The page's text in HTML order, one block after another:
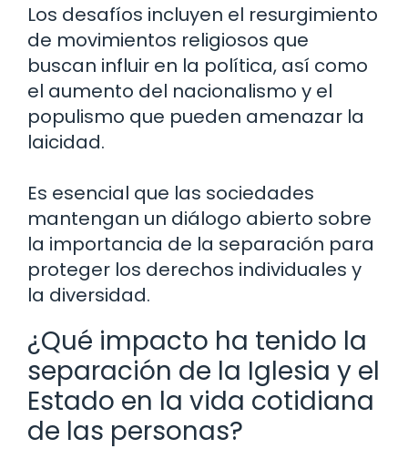
Los desafíos incluyen el resurgimiento
de movimientos religiosos que
buscan influir en la política, así como
el aumento del nacionalismo y el
populismo que pueden amenazar la
laicidad.
Es esencial que las sociedades
mantengan un diálogo abierto sobre
la importancia de la separación para
proteger los derechos individuales y
la diversidad.
¿Qué impacto ha tenido la
separación de la Iglesia y el
Estado en la vida cotidiana
de las personas?